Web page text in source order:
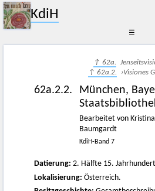
KdiH
☰
↑ 62a.
↑ 62a.2. ›Visiones
62a.2.2.
München,
Bearbeitet von
Baumgardt
KdiH-Band 7
Datierung: 2. Hälfte 15.
Lokalisierung: Österreich.